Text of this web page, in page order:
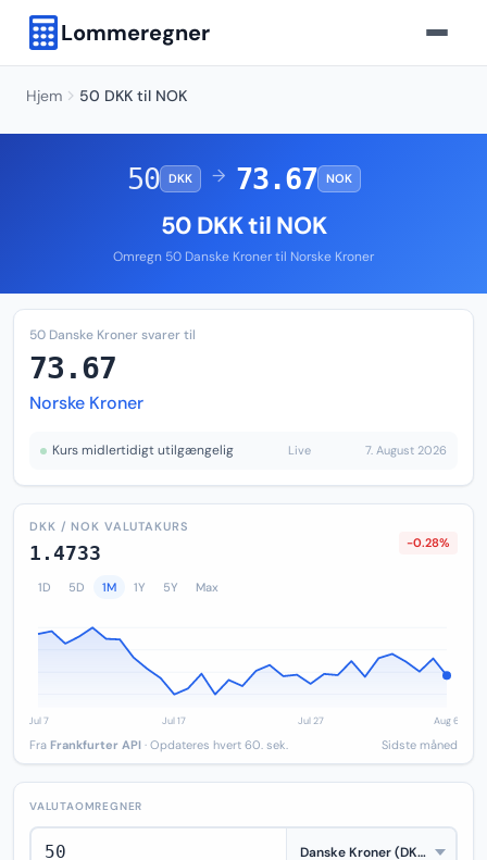
Lommeregner
Hjem 50 DKK til NOK
50 DKK → 73.67 NOK
50 DKK til NOK
Omregn 50 Danske Kroner til Norske Kroner
50 Danske Kroner svarer til
73.67
Norske Kroner
Kurs midlertidigt utilgængelig Live 7. August 2026
DKK / NOK VALUTAKURS
1.4733 -0.28%
1D 5D 1M 1Y 5Y Max
Fra Frankfurter API · Opdateres hvert 60. sek. Sidste måned
VALUTAOMREGNER